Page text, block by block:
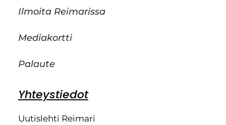
Ilmoita Reimarissa
Mediakortti
Palaute
Yhteystiedot
Uutislehti Reimari